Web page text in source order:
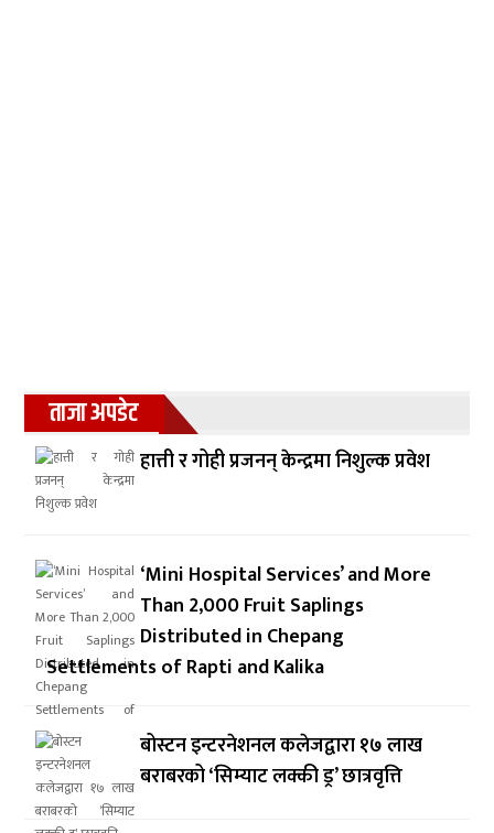
ताजा अपडेट
हात्ती र गोही प्रजनन् केन्द्रमा निशुल्क प्रवेश
‘Mini Hospital Services’ and More
Than 2,000 Fruit Saplings
Distributed in Chepang
Settlements of Rapti and Kalika
बोस्टन इन्टरनेशनल कलेजद्वारा १७ लाख
बराबरको ‘सिम्याट लक्की ड्र’ छात्रवृत्ति